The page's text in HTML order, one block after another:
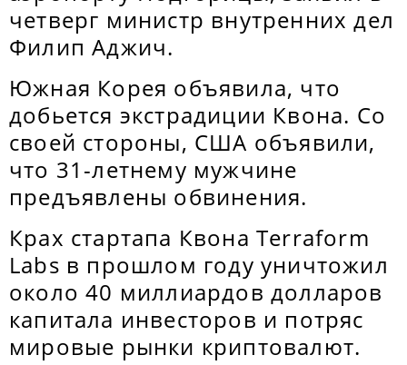
четверг министр внутренних дел
Филип Аджич.
Южная Корея объявила, что
добьется экстрадиции Квона. Со
своей стороны, США объявили,
что 31-летнему мужчине
предъявлены обвинения.
Крах стартапа Квона Terraform
Labs в прошлом году уничтожил
около 40 миллиардов долларов
капитала инвесторов и потряс
мировые рынки криптовалют.